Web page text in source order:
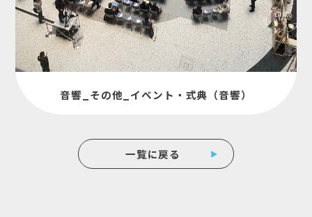
音響_その他_イベント・式典（音響）
一覧に戻る